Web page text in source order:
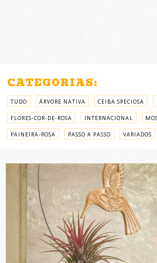
CATEGORIAS:
TUDO ÁRVORE NATIVA CEIBA SPECIOSA
FLORES-COR-DE-ROSA INTERNACIONAL
PAINEIRA-ROSA PASSO A PASSO VARIADOS